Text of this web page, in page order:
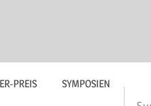
PREIS SYMPOSIEN